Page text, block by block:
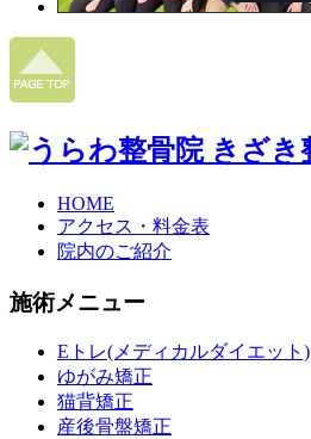
HOME
アクセス・料金表
院内のご紹介
施術メニュー
Eトレ(メディカルダイエット)
ゆがみ矯正
猫背矯正
産後骨盤矯正